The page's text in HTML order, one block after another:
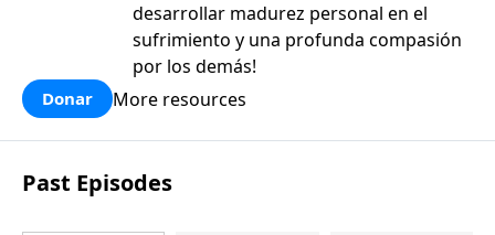
desarrollar madurez personal en el
sufrimiento y una profunda compasión
por los demás!
Donar More resources
Past Episodes